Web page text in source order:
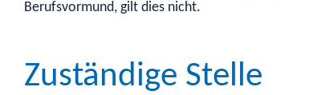
Berufsvormund, gilt dies nicht.
Zuständige Stelle